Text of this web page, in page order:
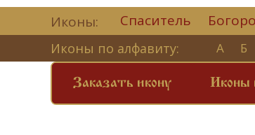
Иконы: Спаситель
Иконы по алфавиту: А Б
Заказать икону Иконы